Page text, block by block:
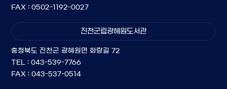
FAX : 0502-1192-0027
진천군립광혜원도서관
충청북도 진천군 광혜원면 화랑길 72
TEL : 043-539-7766
FAX : 043-537-0514